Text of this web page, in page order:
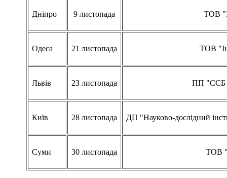
Дніпро 9 листопада ТОВ
Одеса 21 листопада ТОВ
Львів 23 листопада ПП "ССБ
Київ 28 листопада ДП "Науково-дослідний
Суми 30 листопада ТОВ